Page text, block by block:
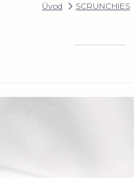
Úvod SCRUNCHIES